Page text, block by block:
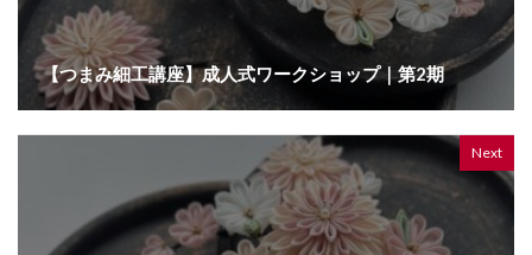
【つまみ細工講座】成人式ワークショップ｜第2期
Next